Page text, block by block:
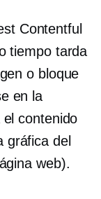
Contentful
tiempo tarda
o bloque
en la
contenido
gráfica del
web).